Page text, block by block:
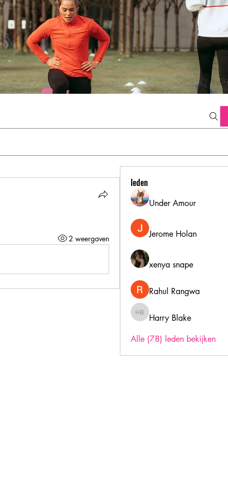
2 weergaven
leden
Under Amour
Jerome Holan
xenya snape
Rahul Rangwa
Harry Blake
Harry Blake
Alle (78) leden bekijken